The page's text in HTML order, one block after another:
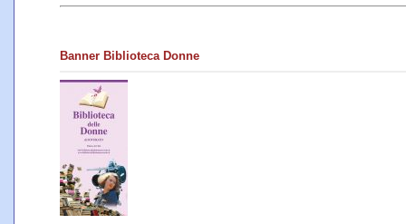
Banner Biblioteca Donne